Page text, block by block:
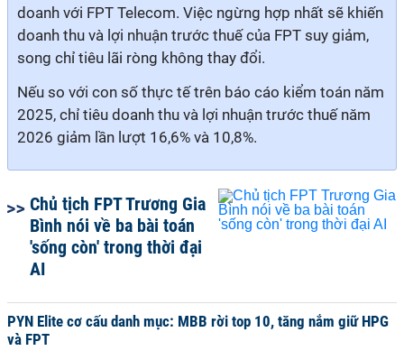
doanh với FPT Telecom. Việc ngừng hợp nhất sẽ khiến
doanh thu và lợi nhuận trước thuế của FPT suy giảm,
song chỉ tiêu lãi ròng không thay đổi.
Nếu so với con số thực tế trên báo cáo kiểm toán năm
2025, chỉ tiêu doanh thu và lợi nhuận trước thuế năm
2026 giảm lần lượt 16,6% và 10,8%.
Chủ tịch FPT Trương Gia
Bình nói về ba bài toán
'sống còn' trong thời đại
AI
PYN Elite cơ cấu danh mục: MBB rời top 10, tăng nắm giữ HPG
và FPT